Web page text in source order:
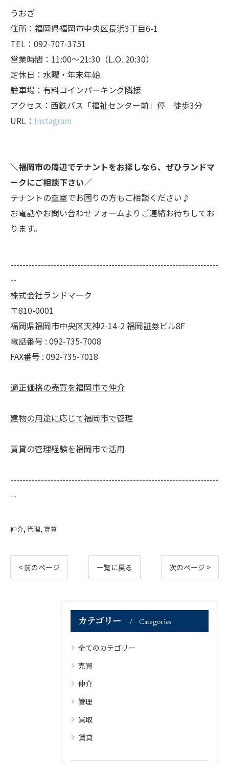
うおざ
住所：福岡県福岡市中央区長浜3丁目6-1
TEL：092-707-3751
営業時間：11:00～21:30（L.O. 20:30）
定休日：水曜・年末年始
駐車場：有料コインパーキング隣接
アクセス：西鉄バス「福祉センター前」停 徒歩3分
URL： Instagram
＼福岡市の周辺でテナントをお探しなら、ぜひランドマ
ークにご相談下さい／
テナントの空室でお困りの方もご相談ください♪
お電話やお問い合わせフォームよりご連絡お待ちしてお
ります。
--------------------------------------------------------------------
--
株式会社ランドマーク
〒810-0001
福岡県福岡市中央区天神2-14-2 福岡証券ビル8F
電話番号 : 092-735-7008
FAX番号 : 092-735-7018
適正価格の売買を福岡市で仲介
建物の用途に応じて福岡市で管理
賃貸の管理経験を福岡市で活用
--------------------------------------------------------------------
--
仲介 管理 賃貸
< 前のページ 一覧に戻る 次のページ >
カテゴリー Categories
全てのカテゴリー
売買
仲介
管理
買取
賃貸